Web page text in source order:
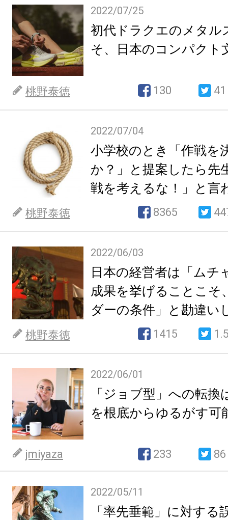
2022/07/25
初代ドラクエのメタル
そ、日本のコンパクト
桃野泰徳 130 41
2022/07/04
小学校のとき「作戦を
か？」と提案したら先
戦を考えるな！」と言
桃野泰徳 8365
2022/06/03
日本の経営者は「ムチ
成果を挙げることこそ
ダーの条件」と勘違い
桃野泰徳 1415
2022/06/01
「ジョブ型」への転換
を根底からゆるがす可
jmiyaza 233 86
2022/05/11
「率先垂範」に対する